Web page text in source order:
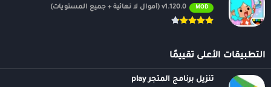
MOD v1.120.0 (أموال لا نهائية + جميع المستويات)
التطبيقات الأعلى تقييمًا
تنزيل برنامج المتجر play